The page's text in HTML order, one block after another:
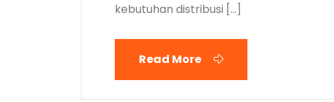
kebutuhan distribusi […]
Read More